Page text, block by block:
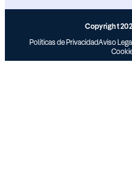
Copyright
Políticas de PrivacidadAviso